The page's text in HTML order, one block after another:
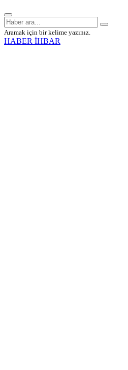
Aramak için bir kelime yazınız.
HABER İHBAR